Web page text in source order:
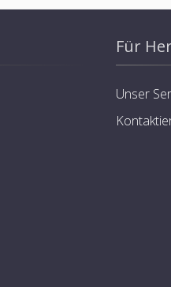
Für
Unser